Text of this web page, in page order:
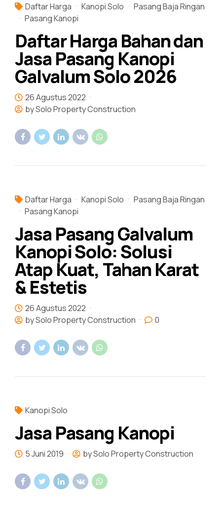
Daftar Harga Kanopi Solo
Pasang Baja Ringan
Pasang Kanopi
Daftar Harga Bahan dan
Jasa Pasang Kanopi
Galvalum Solo 2026
26 Agustus 2022
by Solo Property Construction
Daftar Harga Kanopi Solo
Pasang Baja Ringan
Pasang Kanopi
Jasa Pasang Galvalum
Kanopi Solo: Solusi
Atap Kuat, Tahan Karat
& Estetis
26 Agustus 2022
by Solo Property Construction
0
Kanopi Solo
Jasa Pasang Kanopi
5 Juni 2019 by Solo Property Construction